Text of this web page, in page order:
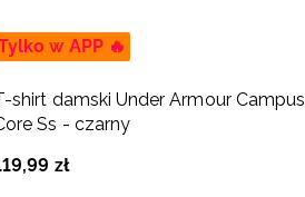
w APP 🔥
shirt damski Under Armour Campus
Ss - czarny
,99 zł